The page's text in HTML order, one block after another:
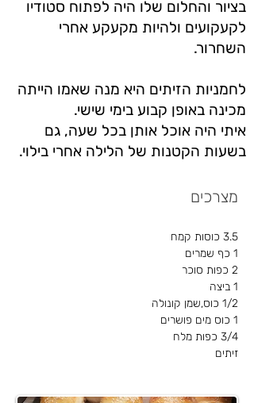
בציור והחלום שלו היה לפתוח סטודיו
לקעקועים ולהיות מקעקע אחרי
השחרור.
לחמניות הזיתים היא מנה שאמו הייתה
מכינה באופן קבוע בימי שישי.
איתי היה אוכל אותן בכל שעה, גם
בשעות הקטנות של הלילה אחרי בילוי.
מצרכים
3.5 כוסות קמח
1 כף שמרים
2 כפות סוכר
1 ביצה
1/2 כוס,שמן קונולה
1 כוס מים פושרים
3/4 כפות מלח
זיתים